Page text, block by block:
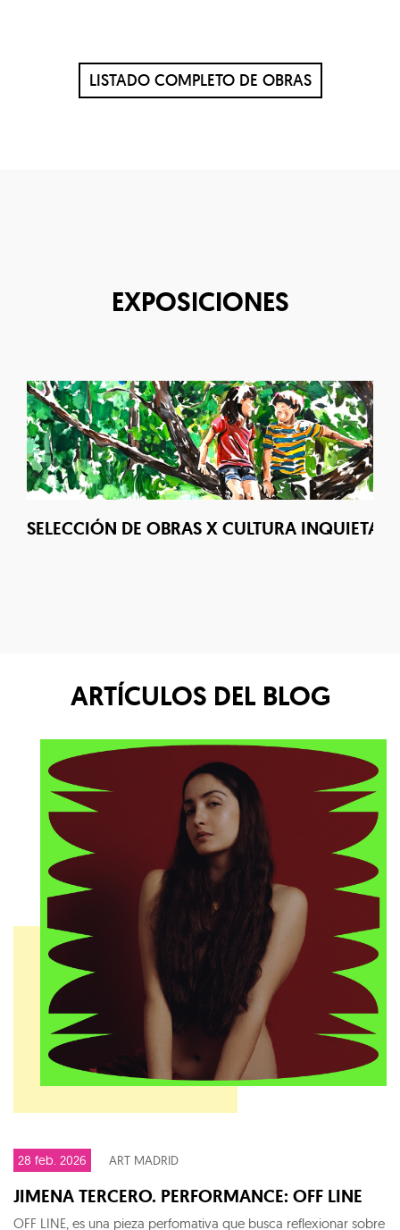
LISTADO COMPLETO DE OBRAS
EXPOSICIONES
SELECCIÓN DE OBRAS X CULTURA INQUIETA.
ARTÍCULOS DEL BLOG
28 feb. 2026 ART MADRID
JIMENA TERCERO. PERFORMANCE: OFF LINE
OFF LINE, es una pieza perfomativa que busca reflexionar sobre